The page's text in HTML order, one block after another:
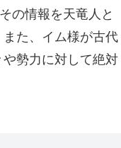
の情報を天竜人と
た、イム様が古代
勢力に対して絶対